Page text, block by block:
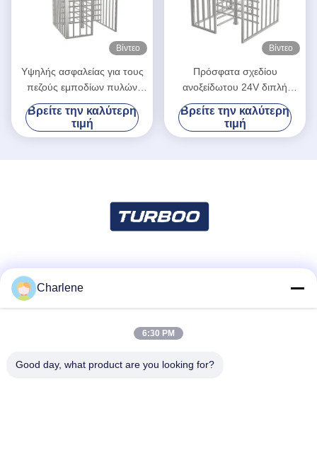
Βίντεο
Υψηλής ασφαλείας για τους
πεζούς εμποδίων πυλών
περιστροφική πύλη ύψους
ελέγχου προσπέλασης
πλήρης
Βρείτε την καλύτερη
τιμή
Βίντεο
Πρόσφατα σχεδίου
ανοξείδωτου 24V διπλή
περιστροφική πύλη ύψους
παρόδων πλήρης
Βρείτε την καλύτερη
τιμή
Γρήγορη επικοινωνία
Τηλεφώνημα
Charlene
6:30 PM
Good day, what product are you looking for?